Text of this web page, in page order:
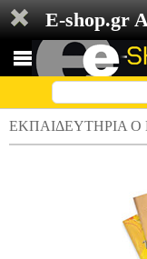
E-shop.gr
ΕΚΠΑΙΔΕΥΤΗΡΙΑ